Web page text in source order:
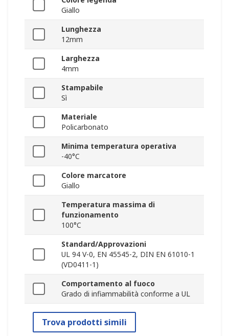
Giallo
Lunghezza
12mm
Larghezza
4mm
Stampabile
Sì
Materiale
Policarbonato
Minima temperatura operativa
-40°C
Colore marcatore
Giallo
Temperatura massima di
funzionamento
100°C
Standard/Approvazioni
UL 94 V-0, EN 45545-2, DIN EN 61010-1
(VD0411-1)
Comportamento al fuoco
Grado di infiammabilità conforme a UL
Trova prodotti simili